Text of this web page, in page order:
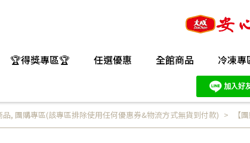
🏆得獎專區🏆 任選優惠 全館商品 冷凍專
品, 團購專區(該專區排除使用任何優惠券&物流方式無貨到付款) 【